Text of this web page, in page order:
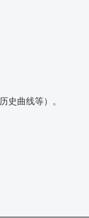
史曲线等）。